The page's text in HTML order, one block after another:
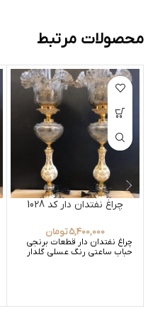
محصولات مرتبط
چراغ نفتدان دار کد 1028
5,400,000تومان
چراغ نفتدان دار قطعات برنجی
حباب ساعتی رنگ عسلی گلدار